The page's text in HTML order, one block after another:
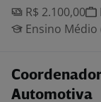
R$ 2.100,00
Ensino Médio
Automotiva